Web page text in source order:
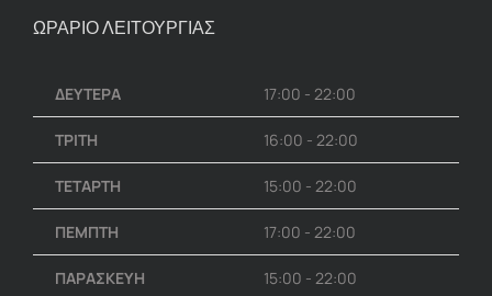
ΩΡΑΡΙΟ ΛΕΙΤΟΥΡΓΙΑΣ
ΔΕΥΤΕΡΑ 17:00 - 22:00
ΤΡΙΤΗ 16:00 - 22:00
ΤΕΤΑΡΤΗ 15:00 - 22:00
ΠΕΜΠΤΗ 17:00 - 22:00
ΠΑΡΑΣΚΕΥΗ 15:00 - 22:00